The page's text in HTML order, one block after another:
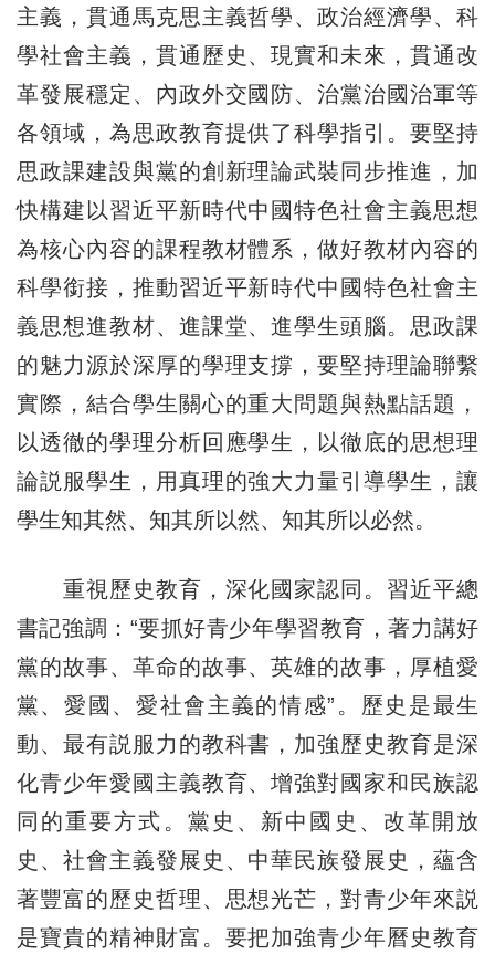
主義，貫通馬克思主義哲學、政治經濟學、科
學社會主義，貫通歷史、現實和未來，貫通改
革發展穩定、內政外交國防、治黨治國治軍等
各領域，為思政教育提供了科學指引。要堅持
思政課建設與黨的創新理論武裝同步推進，加
快構建以習近平新時代中國特色社會主義思想
為核心內容的課程教材體系，做好教材內容的
科學銜接，推動習近平新時代中國特色社會主
義思想進教材、進課堂、進學生頭腦。思政課
的魅力源於深厚的學理支撐，要堅持理論聯繫
實際，結合學生關心的重大問題與熱點話題，
以透徹的學理分析回應學生，以徹底的思想理
論説服學生，用真理的強大力量引導學生，讓
學生知其然、知其所以然、知其所以必然。
重視歷史教育，深化國家認同。習近平總
書記強調：“要抓好青少年學習教育，著力講好
黨的故事、革命的故事、英雄的故事，厚植愛
黨、愛國、愛社會主義的情感”。歷史是最生
動、最有説服力的教科書，加強歷史教育是深
化青少年愛國主義教育、增強對國家和民族認
同的重要方式。黨史、新中國史、改革開放
史、社會主義發展史、中華民族發展史，蘊含
著豐富的歷史哲理、思想光芒，對青少年來説
是寶貴的精神財富。要把加強青少年曆史教育